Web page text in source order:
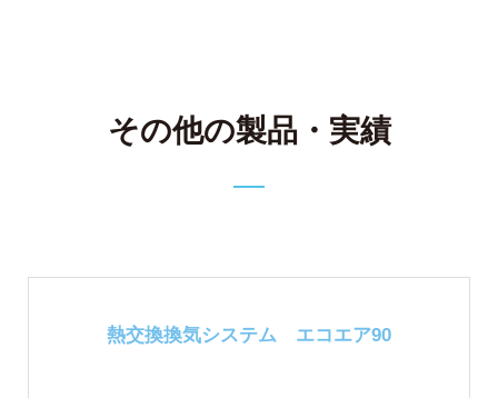
その他の製品・実績
熱交換換気システム エコエア90